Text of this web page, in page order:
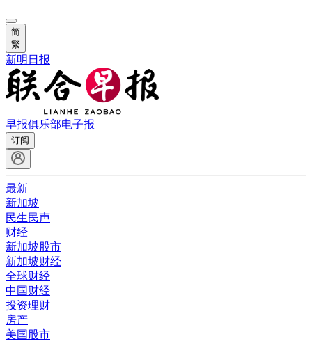
简
繁
新明日报
早报俱乐部电子报
订阅
最新
新加坡
民生民声
财经
新加坡股市
新加坡财经
全球财经
中国财经
投资理财
房产
美国股市